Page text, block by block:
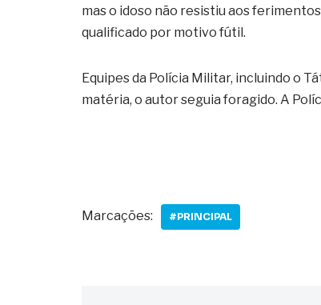
mas o idoso não resistiu aos
qualificado por motivo fútil.
Equipes da Polícia Militar, incluindo o
matéria, o autor seguia foragido. A
Marcações: #PRINCIPAL